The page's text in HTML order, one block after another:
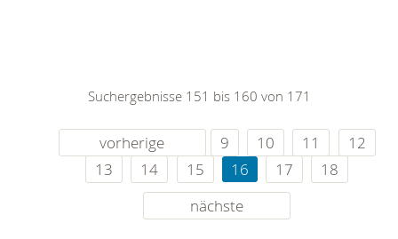
Suchergebnisse 151 bis 160 von 171
vorherige 9 10 11
12
13
14 15 16 17
18
nächste